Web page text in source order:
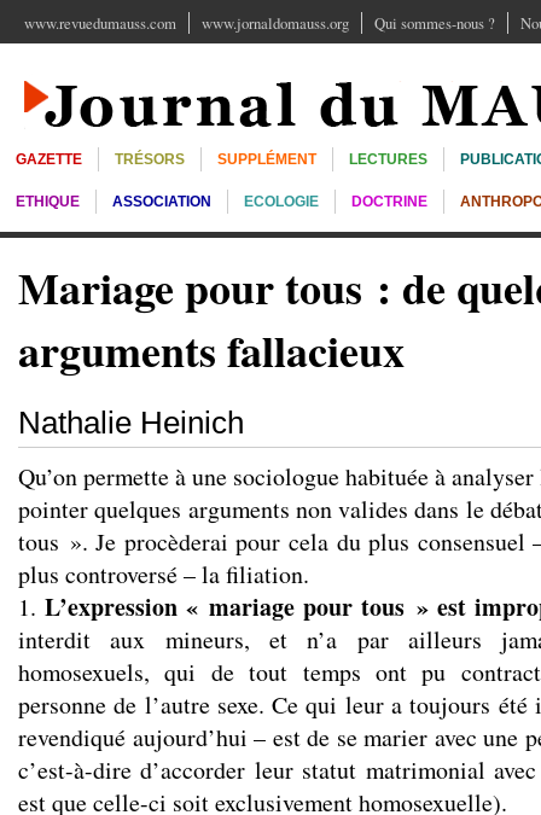
www.revuedumauss.com www.jornaldomauss.org Qui sommes-nous ?
GAZETTE TRÉSORS SUPPLÉMENT LECTURES
ETHIQUE ASSOCIATION ECOLOGIE DOCTRINE
Mariage pour tous : de
arguments fallacieux
Nathalie Heinich
Qu’on permette à une sociologue habituée à
pointer quelques arguments non valides dans le
tous ». Je procèderai pour cela du plus consensuel
plus controversé – la filiation.
1.L’expression « mariage pour tous » est
interdit aux mineurs, et n’a par ailleurs
homosexuels, qui de tout temps ont pu
personne de l’autre sexe. Ce qui leur a toujours
revendiqué aujourd’hui – est de se marier avec une
c’est-à-dire d’accorder leur statut matrimonial
est que celle-ci soit exclusivement homosexuelle).